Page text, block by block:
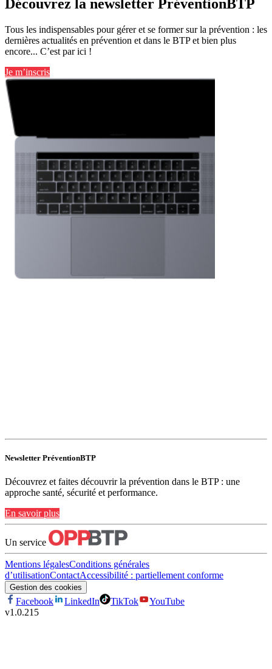
Découvrez la newsletter PréventionBTP
Tous les indispensables pour gérer et se former sur la prévention : les
dernières actualités en prévention et dans le BTP et bien plus
encore... C’est par ici !
Je m’inscris
Newsletter PréventionBTP
Découvrez et faites découvrir la prévention dans le BTP : une
approche santé, sécurité et performance.
En savoir plus
Un service
Mentions légalesConditions générales
d’utilisationContactAccessibilité : partiellement conforme
Gestion des cookies
Facebook LinkedIn TikTok
YouTube
v1.0.215